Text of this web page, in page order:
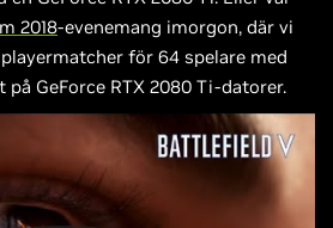
2018-evenemang imorgon, där vi
för 64 spelare med
GeForce RTX 2080 Ti-datorer.